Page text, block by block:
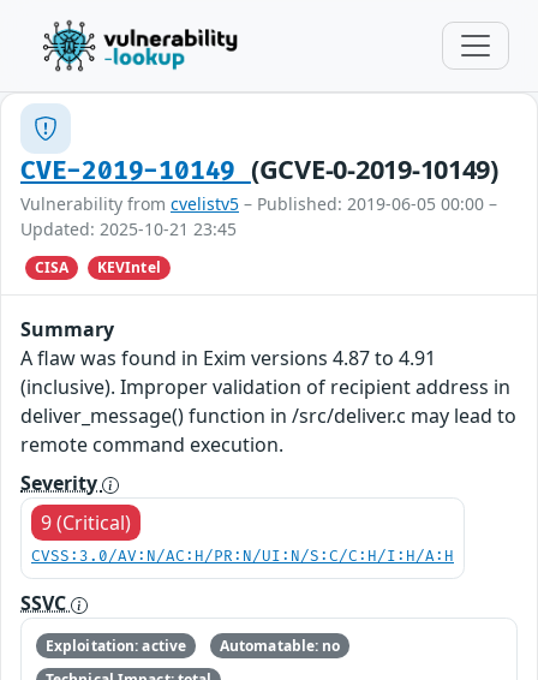
CVE-2019-10149 (GCVE-0-2019-10149)
Vulnerability from cvelistv5 – Published: 2019-06-05 00:00 –
Updated: 2025-10-21 23:45
CISA KEVIntel
Summary
A flaw was found in Exim versions 4.87 to 4.91
(inclusive). Improper validation of recipient address in
deliver_message() function in /src/deliver.c may lead to
remote command execution.
Severity
9 (Critical)
CVSS:3.0/AV:N/AC:H/PR:N/UI:N/S:C/C:H/I:H/A:H
SSVC
Exploitation: active
Automatable: no